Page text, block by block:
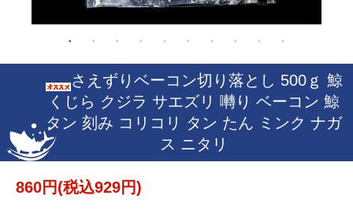
さえずりベーコン切り落とし 500ｇ 鯨
くじら クジラ サエズリ 囀り ベーコン 鯨
タン 刻み コリコリ タン たん ミンク ナガ
ス ニタリ
860円(税込929円)